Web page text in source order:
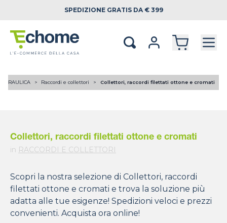
SPEDIZIONE GRATIS DA € 399
Raccordi e collettori Collettori, raccordi filettati ottone e cromati
Collettori, raccordi filettati ottone e cromati
in RACCORDI E COLLETTORI
Scopri la nostra selezione di Collettori, raccordi
filettati ottone e cromati e trova la soluzione più
adatta alle tue esigenze! Spedizioni veloci e prezzi
convenienti. Acquista ora online!